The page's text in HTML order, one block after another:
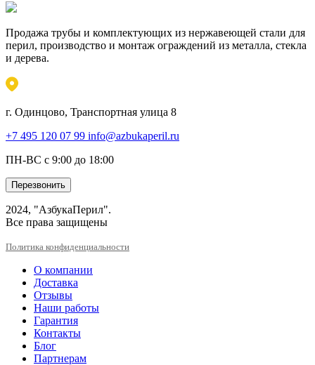
Продажа трубы и комплектующих из нержавеющей стали для
перил, производство и монтаж ограждений из металла, стекла
и дерева.
г. Одинцово, Транспортная улица 8
+7 495 120 07 99 info@azbukaperil.ru
ПН-ВС с 9:00 до 18:00
Перезвонить
2024, "АзбукаПерил".
Все права защищены
Политика конфиденциальности
О компании
Доставка
Отзывы
Наши работы
Гарантия
Контакты
Блог
Партнерам